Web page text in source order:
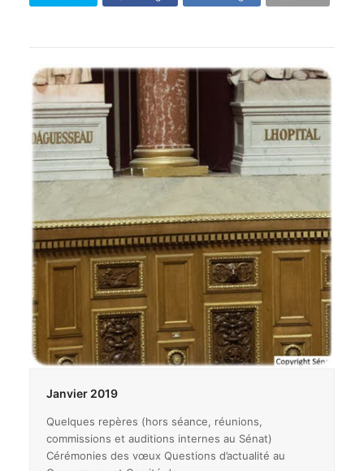
Janvier 2019
Quelques repères (hors séance, réunions,
commissions et auditions internes au Sénat)
Cérémonies des vœux Questions d’actualité au